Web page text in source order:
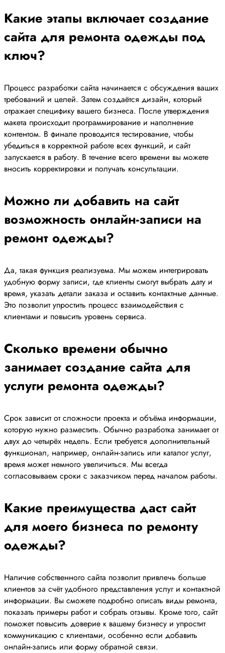
Какие этапы включает создание
сайта для ремонта одежды под
ключ?
Процесс разработки сайта начинается с обсуждения ваших
требований и целей. Затем создаётся дизайн, который
отражает специфику вашего бизнеса. После утверждения
макета происходит программирование и наполнение
контентом. В финале проводится тестирование, чтобы
убедиться в корректной работе всех функций, и сайт
запускается в работу. В течение всего времени вы можете
вносить корректировки и получать консультации.
Можно ли добавить на сайт
возможность онлайн-записи на
ремонт одежды?
Да, такая функция реализуема. Мы можем интегрировать
удобную форму записи, где клиенты смогут выбрать дату и
время, указать детали заказа и оставить контактные данные.
Это позволит упростить процесс взаимодействия с
клиентами и повысить уровень сервиса.
Сколько времени обычно
занимает создание сайта для
услуги ремонта одежды?
Срок зависит от сложности проекта и объёма информации,
которую нужно разместить. Обычно разработка занимает от
двух до четырёх недель. Если требуется дополнительный
функционал, например, онлайн-запись или каталог услуг,
время может немного увеличиться. Мы всегда
согласовываем сроки с заказчиком перед началом работы.
Какие преимущества даст сайт
для моего бизнеса по ремонту
одежды?
Наличие собственного сайта позволит привлечь больше
клиентов за счёт удобного представления услуг и контактной
информации. Вы сможете подробно описать виды ремонта,
показать примеры работ и собрать отзывы. Кроме того, сайт
поможет повысить доверие к вашему бизнесу и упростит
коммуникацию с клиентами, особенно если добавить
онлайн-запись или форму обратной связи.